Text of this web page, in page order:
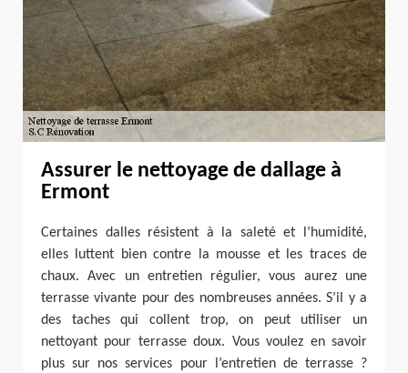
Assurer le nettoyage de dallage à
Ermont
Certaines dalles résistent à la saleté et l’humidité,
elles luttent bien contre la mousse et les traces de
chaux. Avec un entretien régulier, vous aurez une
terrasse vivante pour des nombreuses années. S’il y a
des taches qui collent trop, on peut utiliser un
nettoyant pour terrasse doux. Vous voulez en savoir
plus sur nos services pour l’entretien de terrasse ?